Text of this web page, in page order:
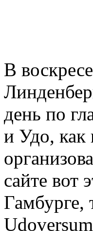
В
день по
и Удо, как
сайте вот
Гамбурге,
Udoversum